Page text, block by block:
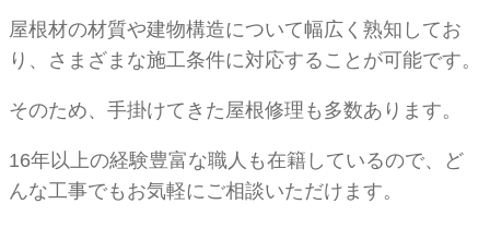
屋根材の材質や建物構造について幅広く熟知してお
り、さまざまな施工条件に対応することが可能です。
そのため、手掛けてきた屋根修理も多数あります。
16年以上の経験豊富な職人も在籍しているので、ど
んな工事でもお気軽にご相談いただけます。